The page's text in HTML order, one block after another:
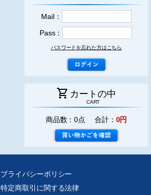
Mail：
Pass：
パスワードを忘れた方はこちら
shopping_cart カートの中
CART
商品数：0点 合計： 0円
プライバシーポリシー
特定商取引に関する法律